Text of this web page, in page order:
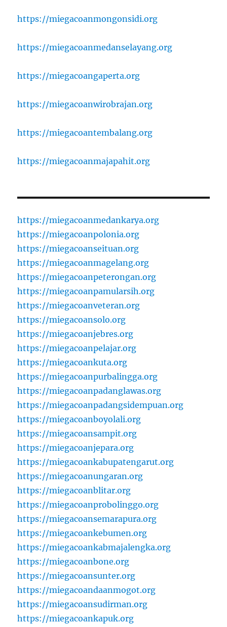
https://miegacoanmongonsidi.org
https://miegacoanmedanselayang.org
https://miegacoangaperta.org
https://miegacoanwirobrajan.org
https://miegacoantembalang.org
https://miegacoanmajapahit.org
https://miegacoanmedankarya.org
https://miegacoanpolonia.org
https://miegacoanseituan.org
https://miegacoanmagelang.org
https://miegacoanpeterongan.org
https://miegacoanpamularsih.org
https://miegacoanveteran.org
https://miegacoansolo.org
https://miegacoanjebres.org
https://miegacoanpelajar.org
https://miegacoankuta.org
https://miegacoanpurbalingga.org
https://miegacoanpadanglawas.org
https://miegacoanpadangsidempuan.org
https://miegacoanboyolali.org
https://miegacoansampit.org
https://miegacoanjepara.org
https://miegacoankabupatengarut.org
https://miegacoanungaran.org
https://miegacoanblitar.org
https://miegacoanprobolinggo.org
https://miegacoansemarapura.org
https://miegacoankebumen.org
https://miegacoankabmajalengka.org
https://miegacoanbone.org
https://miegacoansunter.org
https://miegacoandaanmogot.org
https://miegacoansudirman.org
https://miegacoankapuk.org